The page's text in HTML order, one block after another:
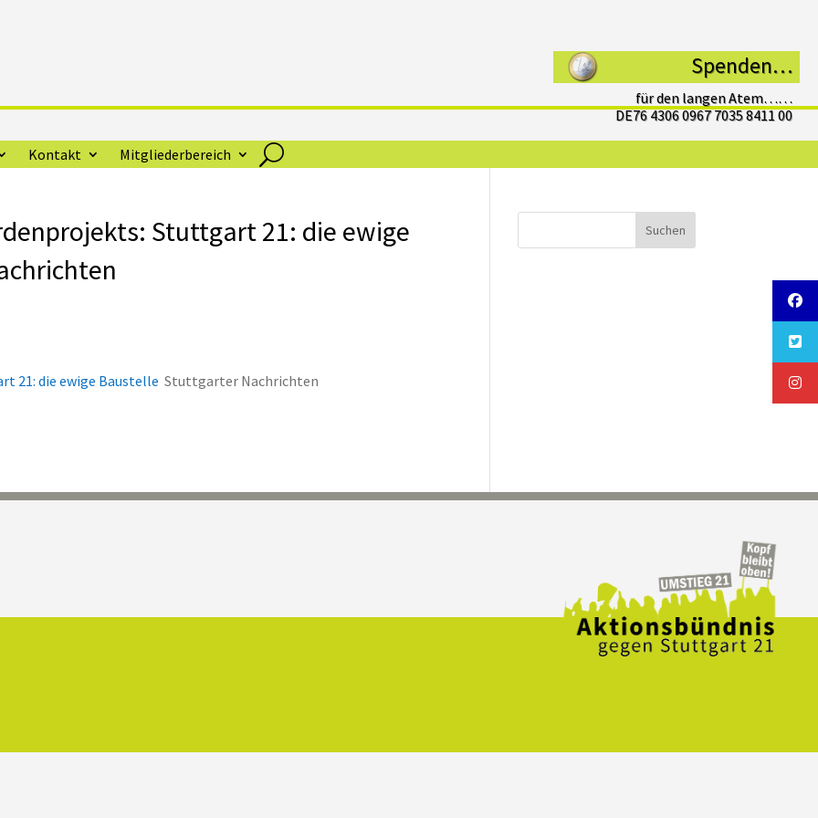
Spenden…
für den langen Atem……
DE76 4306 0967 7035 8411 00
Kontakt Mitgliederbereich
Stuttgart 21: die ewige
21: die ewige Baustelle Stuttgarter Nachrichten
Suchen